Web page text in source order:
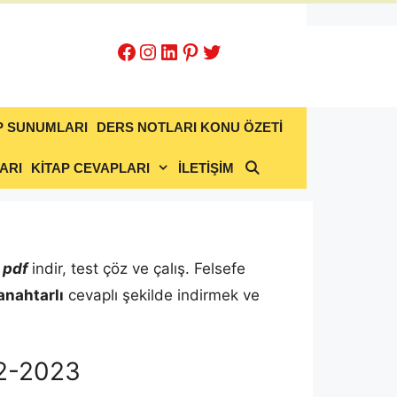
Facebook
Instagram
LinkedIn
Pinterest
Twitter
SUNUMLARI DERS NOTLARI KONU ÖZETİ
KİTAP CEVAPLARI İLETİŞİM
pdf indir, test çöz ve çalış. Felsefe
cevaplı şekilde indirmek ve
2023